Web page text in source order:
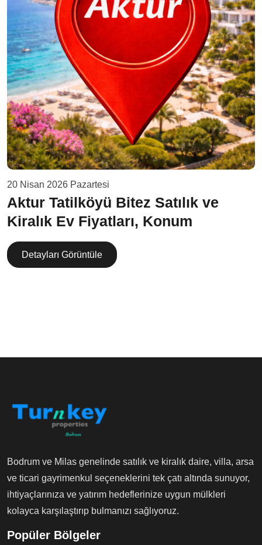
20 Nisan 2026 Pazartesi
Aktur Tatilköyü Bitez Satılık ve
Kiralık Ev Fiyatları, Konum
Detayları Görüntüle
Bodrum ve Milas genelinde satılık ve kiralık daire, villa, arsa
ve ticari gayrimenkul seçeneklerini tek çatı altında sunuyor,
ihtiyaçlarınıza ve yatırım hedeflerinize uygun mülkleri
kolayca karşılaştırıp bulmanızı sağlıyoruz.
Popüler Bölgeler